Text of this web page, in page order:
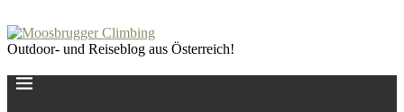
Outdoor- und Reiseblog aus Österreich!